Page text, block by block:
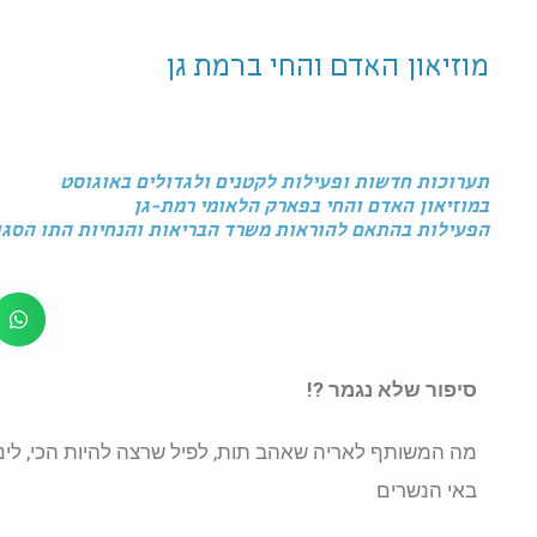
מוזיאון האדם והחי ברמת גן
תערוכות חדשות ופעילות לקטנים ולגדולים באוגוסט
במוזיאון האדם והחי בפארק הלאומי רמת-גן
הפעילות בהתאם להוראות משרד הבריאות והנחיות התו
סיפור שלא נגמר ?!
מה המשותף לאריה שאהב תות, לפיל שרצה להיות הכי,
באי הנשרים